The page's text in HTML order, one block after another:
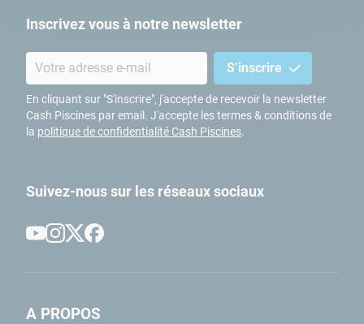
Inscrivez vous à notre newsletter
S’inscrire
En cliquant sur "S'inscrire", j'accepte de recevoir la newsletter
Cash Piscines par email. J'accepte les termes & conditions de
la politique de confidentialité Cash Piscines.
Suivez-nous sur les réseaux sociaux
A PROPOS